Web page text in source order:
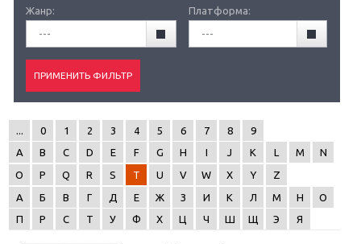
Жанр:
---
Платформа:
---
0 1 2 3 4 5 6 7 8
9
A
B C D E F G H I J K L M
N
O
P Q R S T U V W X Y
Z
А
Б В Г Д Е Ж З И К Л М Н
О
П
Р С Т У Ф Х Ц Ч Ш Щ Э Я